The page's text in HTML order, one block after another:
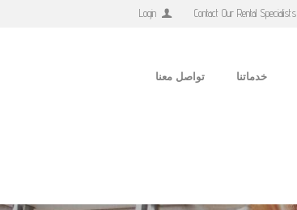
Login Contact Our Rental Specialists
خدماتنا تواصل معنا